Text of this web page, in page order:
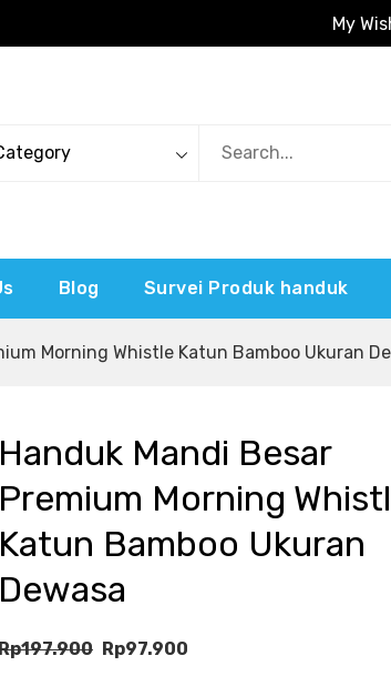
My
Blog Survei Produk handuk
Morning Whistle Katun Bamboo Ukuran
Handuk Mandi Besar
Premium Morning
Katun Bamboo Ukuran
Dewasa
197.900 Rp97.900